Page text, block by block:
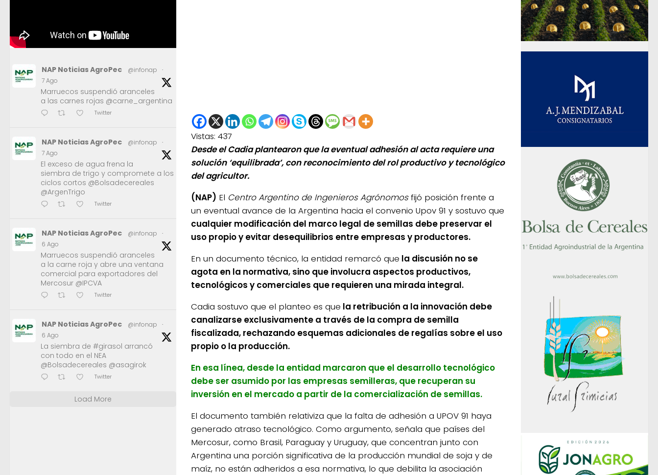
Vistas: 437
Desde el Cadia plantearon que la eventual adhesión al acta requiere una
solución ‘equilibrada’, con reconocimiento del rol productivo y tecnológico
del agricultor.
(NAP) El Centro Argentino de Ingenieros Agrónomosfijó posición frente a
un eventual avance de la Argentina hacia el convenio Upov 91 y sostuvo que
cualquier modificación del marco legal de semillas debe preservar el
uso propio y evitar desequilibrios entre empresas y productores.
En un documento técnico, la entidad remarcó que la discusión no se
agota en la normativa, sino que involucra aspectos productivos,
tecnológicos y comerciales que requieren una mirada integral.
Cadia sostuvo que el planteo es que la retribución a la innovación debe
canalizarse exclusivamente a través de la compra de semilla
fiscalizada, rechazando esquemas adicionales de regalías sobre el uso
propio o la producción.
En esa línea, desde la entidad marcaron que el desarrollo tecnológico
debe ser asumido por las empresas semilleras, que recuperan su
inversión en el mercado a partir de la comercialización de semillas.
El documento también relativiza que la falta de adhesión a UPOV 91 haya
generado atraso tecnológico. Como argumento, señala que países del
Mercosur, como Brasil, Paraguay y Uruguay, que concentran junto con
Argentina una porción significativa de la producción mundial de soja y de
maíz, no están adheridos a esa normativa, lo que debilita la asociación
NAP Noticias AgroPec @infonap
·
7 Ago
Marruecos suspendió aranceles
a las carnes rojas @carne_argentina
Twitter
NAP Noticias AgroPec @infonap
·
7 Ago
El exceso de agua frena la
siembra de trigo y compromete a los
ciclos cortos @Bolsadecereales
@ArgenTrigo
Twitter
NAP Noticias AgroPec @infonap
·
6 Ago
Marruecos suspendió aranceles
a la carne roja y abre una ventana
comercial para exportadores del
Mercosur @IPCVA
Twitter
NAP Noticias AgroPec @infonap
·
6 Ago
La siembra de #girasol arrancó
con todo en el NEA
@Bolsadecereales @asagirok
Twitter
Load More